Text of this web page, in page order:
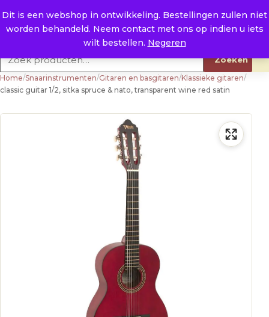
Dit is een webshop in ontwikkeling. Bestellingen zullen niet
worden behandeld. Neem contact met ons op indien u iets
wilt bestellen. Negeren
E. info@raysland.nl
Productcategorieën
Zoeken
Home/Snaarinstrumenten/Gitaren en basgitaren/Klassieke gitaren/
classic guitar 1/2, sitka spruce & nato, transparent wine red satin